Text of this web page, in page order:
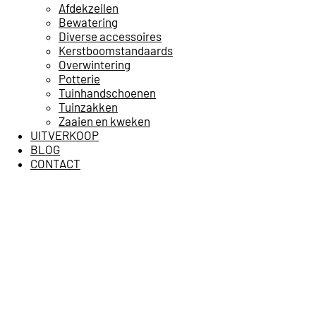
Afdekzeilen
Bewatering
Diverse accessoires
Kerstboomstandaards
Overwintering
Potterie
Tuinhandschoenen
Tuinzakken
Zaaien en kweken
UITVERKOOP
BLOG
CONTACT